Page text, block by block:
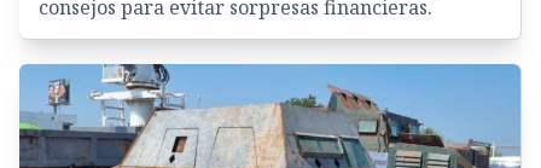
consejos para evitar sorpresas financieras.